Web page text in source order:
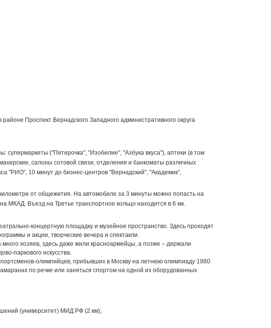
Проспект Вернадского Западного административного округа
("Пятерочка", "Изобилие", "Азбука вкуса"), аптеки (в том
салоны сотовой связи, отделения и банкоматы различных
"РИО", 10 минут до бизнес-центров "Вернадский", "Академик",
от общежития. На автомобиле за 3 минуты можно попасть на
МКАД. Въезд на Третье транспортное кольцо находится в 6 км.
концертную площадку и музейное пространство. Здесь проходят
и акции, творческие вечера и спектакли.
хозяев, здесь даже жили красноармейцы, а позже – держали
паркового искусства.
олимпийцев, прибывших в Москву на летнюю олимпиаду 1980
по речке или заняться спортом на одной из оборудованных
(университет) МИД РФ (2 км);